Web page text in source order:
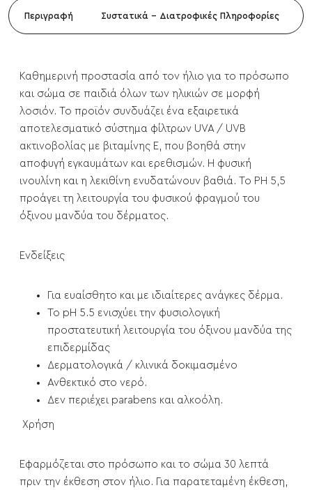
Περιγραφή Συστατικά - Διατροφικές Πληροφορίες
Καθημερινή προστασία από τον ήλιο για το πρόσωπο
και σώμα σε παιδιά όλων των ηλικιών σε μορφή
λοσιόν. Το προϊόν συνδυάζει ένα εξαιρετικά
αποτελεσματικό σύστημα φίλτρων UVA / UVB
ακτινοβολίας με βιταμίνης Ε, που βοηθά στην
αποφυγή εγκαυμάτων και ερεθισμών. Η φυσική
ινουλίνη και η λεκιθίνη ενυδατώνουν βαθιά. Το ΡH 5,5
προάγει τη λειτουργία του φυσικού φραγμού του
όξινου μανδύα του δέρματος.
Ενδείξεις
Για ευαίσθητο και με ιδιαίτερες ανάγκες δέρμα.
Το pH 5.5 ενισχύει την φυσιολογική
προστατευτική λειτουργία του όξινου μανδύα της
επιδερμίδας
Δερματολογικά / κλινικά δοκιμασμένο
Ανθεκτικό στο νερό.
Δεν περιέχει parabens και αλκοόλη.
Χρήση
Εφαρμόζεται στο πρόσωπο και το σώμα 30 λεπτά
πριν την έκθεση στον ήλιο. Για παρατεταμένη έκθεση,